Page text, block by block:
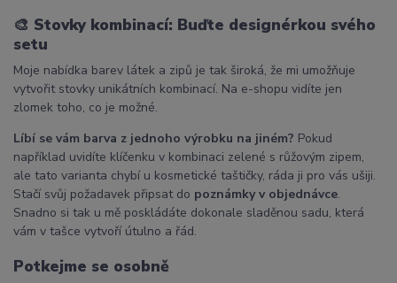
🎨 Stovky kombinací: Buďte designérkou svého
setu
Moje nabídka barev látek a zipů je tak široká, že mi umožňuje
vytvořit stovky unikátních kombinací. Na e-shopu vidíte jen
zlomek toho, co je možné.
Líbí se vám barva z jednoho výrobku na jiném? Pokud
například uvidíte klíčenku v kombinaci zelené s růžovým zipem,
ale tato varianta chybí u kosmetické taštičky, ráda ji pro vás ušiji.
Stačí svůj požadavek připsat do poznámky v objednávce.
Snadno si tak u mě poskládáte dokonale sladěnou sadu, která
vám v tašce vytvoří útulno a řád.
Potkejme se osobně